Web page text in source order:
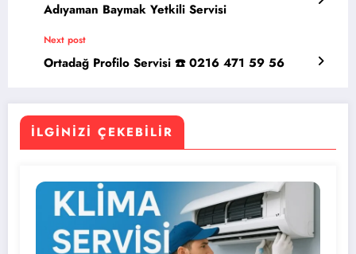
Adıyaman Baymak Yetkili Servisi
Next post
Ortadağ Profilo Servisi ☎️ 0216 471 59 56
İLGINIZI ÇEKEBILIR